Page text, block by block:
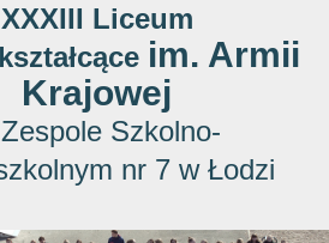
XXXIII Liceum
im. Armii
Krajowej
Szkolno-
nr 7 w Łodzi